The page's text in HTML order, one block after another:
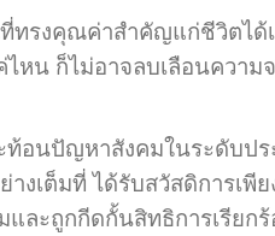
ทรงคุณค่าสำคัญแก่ชีวิตได้
หน ก็ไม่อาจลบเลือนความ
อนปัญหาสังคมในระดับปร
งเต็มที่ ได้รับสวัสดิการเพี
ละถูกกีดกั้นสิทธิการเรียกร้